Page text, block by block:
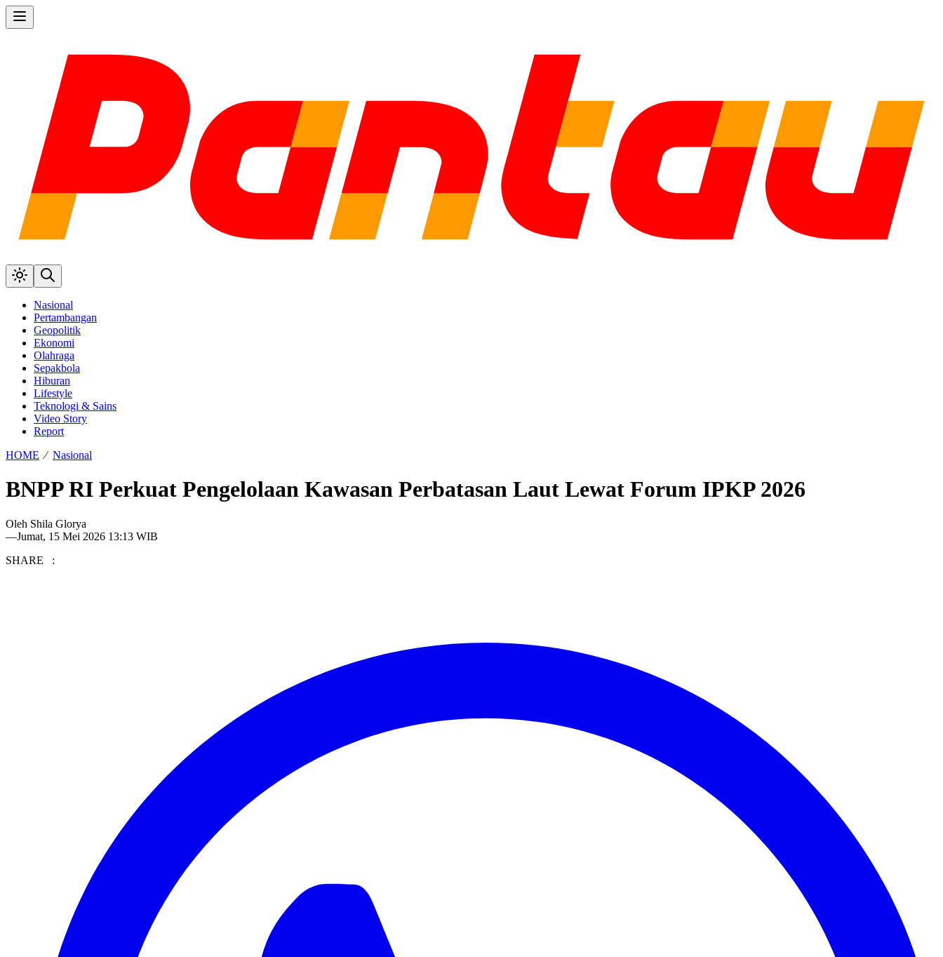
Nasional
Pertambangan
Geopolitik
Ekonomi
Olahraga
Sepakbola
Hiburan
Lifestyle
Teknologi & Sains
Video Story
Report
HOME ⁄ Nasional
BNPP RI Perkuat Pengelolaan Kawasan Perbatasan Laut Lewat Forum IPKP 2026
Oleh Shila Glorya
—Jumat, 15 Mei 2026 13:13 WIB
SHARE :